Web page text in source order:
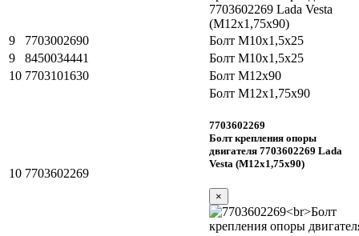
9 7703002690
Болт М10х1,5х25
9
8450034441
Болт М10х1,5х25
10 7703101630 Болт М12х90
10 7703602269
Болт М12х1,75х90
7703602269
Болт крепления опоры
двигателя 7703602269 Lada
Vesta (М12х1,75х90)
×